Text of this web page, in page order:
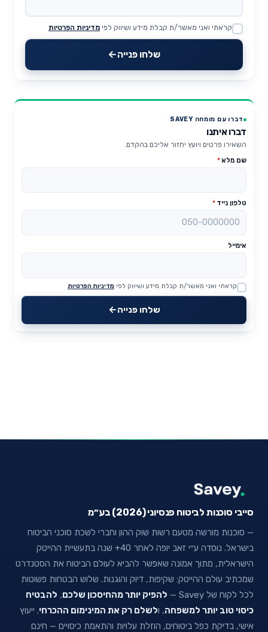
Website
קראתי ואני מאשר/ת קבלת מידע ושיווק לפי מדיניות הפרטיות
שלחו פנייה
דברו עם מומחה SAVEY
דברו איתנו
השאירו פרטים ויועץ יחזור אליכם בהקדם.
שם מלא*
טלפון נייד *
אימייל
Website
קראתי ואני מאשר/ת קבלת מידע ושיווק לפי מדיניות הפרטיות
שלחו פנייה
סייבי סוכנות לביטוח פנסיוני (2026) בע״מ
— סוכנות מורשה מטעם רשות שוק ההון וחברי לשכת סוכני הביטוח
בישראל. נוסדה ע״י זאב יופה לאחר 40+ שנה בתעשיית ההייטק
הישראלית, מתוך אמונה שאפשר להביא לעולם הביטוח את הסטנדרט
שמכתיב עולם ההייטק: שקיפות, דיוק והוגנות. שלוש הבטחות פשוטות
לכל לקוח של Savey —
להפיק יותר מהחיסכון שלכם, להבטיח
כיסוי טוב יותר למשפחה, ולשלם רק את המינימום ההכרחי. ייעוץ
אישי, בדיקת כפל ביטוחים, הוזלת עלויות והתאמת כיסויים — חינם